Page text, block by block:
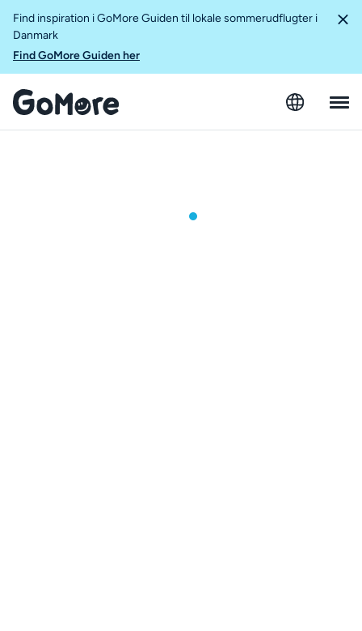
Find inspiration i GoMore Guiden til lokale sommerudflugter i
Danmark
Find GoMore Guiden her